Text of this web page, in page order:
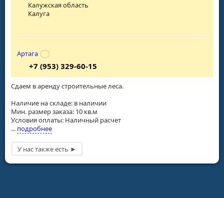
Сдаем в аренду строительные леса.
Наличие на складе: в наличии
Мин. размер заказа: 10 кв.м
Условия оплаты: Наличный расчет
... подробнее
Калужская область
Калуга
Артага
+7 (953) 329-60-15